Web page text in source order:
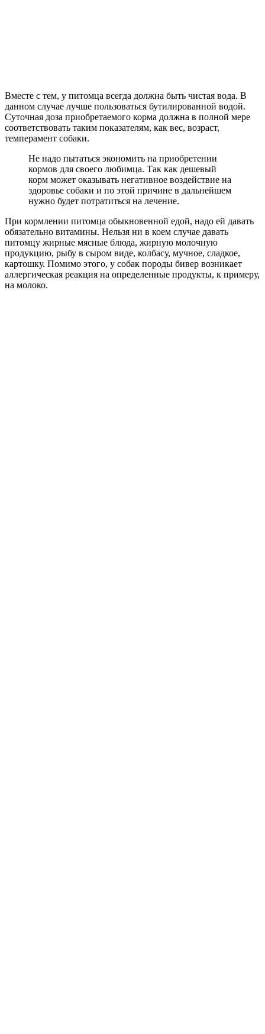
Вместе с тем, у питомца всегда должна быть чистая вода. В
данном случае лучше пользоваться бутилированной водой.
Суточная доза приобретаемого корма должна в полной мере
соответствовать таким показателям, как вес, возраст,
темперамент собаки.
Не надо пытаться экономить на приобретении
кормов для своего любимца. Так как дешевый
корм может оказывать негативное воздействие на
здоровье собаки и по этой причине в дальнейшем
нужно будет потратиться на лечение.
При кормлении питомца обыкновенной едой, надо ей давать
обязательно витамины. Нельзя ни в коем случае давать
питомцу жирные мясные блюда, жирную молочную
продукцию, рыбу в сыром виде, колбасу, мучное, сладкое,
картошку. Помимо этого, у собак породы бивер возникает
аллергическая реакция на определенные продукты, к примеру,
на молоко.